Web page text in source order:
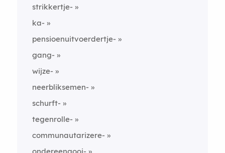
strikkertje-
ka-
pensioenuitvoerdertje-
gang-
wijze-
neerbliksemen-
schurft-
tegenrolle-
communautarizere-